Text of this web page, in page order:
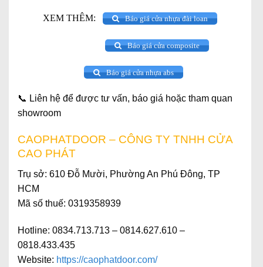
XEM THÊM: Báo giá cửa nhựa đài loan
Báo giá cửa composite
Báo giá cửa nhựa abs
📞 Liên hệ để được tư vấn, báo giá hoặc tham quan
showroom
CAOPHATDOOR – CÔNG TY TNHH CỬA
CAO PHÁT
Trụ sở: 610 Đỗ Mười, Phường An Phú Đông, TP
HCM
Mã số thuế: 0319358939
Hotline: 0834.713.713 – 0814.627.610 –
0818.433.435
Website: https://caophatdoor.com/